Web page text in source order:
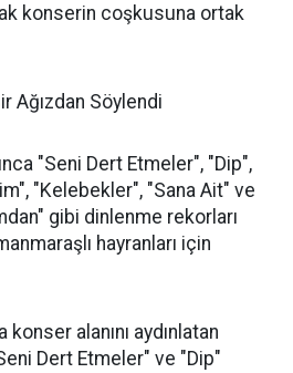
konserin coşkusuna ortak
Ağızdan Söylendi
"Seni Dert Etmeler", "Dip",
"Kelebekler", "Sana Ait" ve
gibi dinlenme rekorları
hayranları için
konser alanını aydınlatan
Dert Etmeler" ve "Dip"